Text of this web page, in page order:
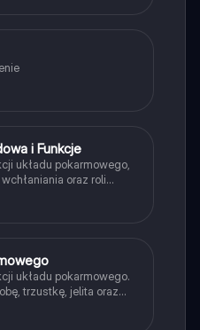
i Funkcje
układu pokarmowego,
oraz roli
się o mechanice
oraz kluczowych
układu pokarmowego.
trzustkę, jelita oraz
uczniów klas 5-7.
trawienie i jakie są